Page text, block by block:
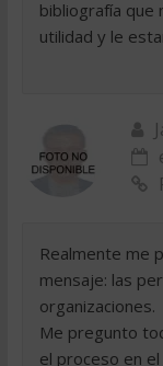
bibliografía que
utilidad y le
Realmente me
mensaje: las
organizaciones.
Me pregunto
el proceso en